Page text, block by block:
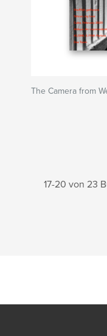
The Camera from
17-20 von 23